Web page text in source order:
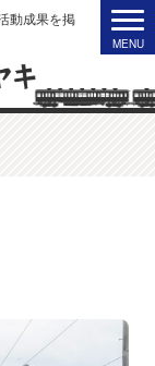
動成果を掲